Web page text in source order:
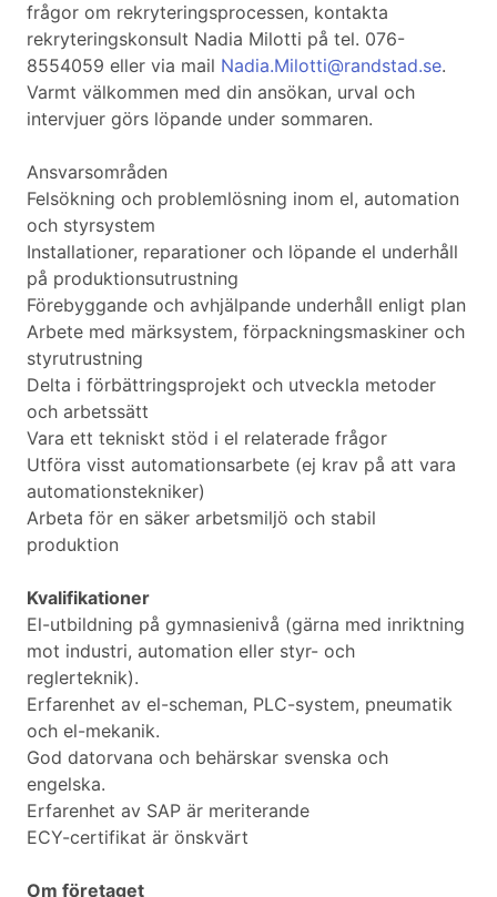
frågor om rekryteringsprocessen, kontakta
rekryteringskonsult Nadia Milotti på tel. 076-
8554059 eller via mail Nadia.Milotti@randstad.se.
Varmt välkommen med din ansökan, urval och
intervjuer görs löpande under sommaren.
Ansvarsområden
Felsökning och problemlösning inom el, automation
och styrsystem
Installationer, reparationer och löpande el underhåll
på produktionsutrustning
Förebyggande och avhjälpande underhåll enligt plan
Arbete med märksystem, förpackningsmaskiner och
styrutrustning
Delta i förbättringsprojekt och utveckla metoder
och arbetssätt
Vara ett tekniskt stöd i el relaterade frågor
Utföra visst automationsarbete (ej krav på att vara
automationstekniker)
Arbeta för en säker arbetsmiljö och stabil
produktion
Kvalifikationer
El-utbildning på gymnasienivå (gärna med inriktning
mot industri, automation eller styr- och
reglerteknik).
Erfarenhet av el-scheman, PLC-system, pneumatik
och el-mekanik.
God datorvana och behärskar svenska och
engelska.
Erfarenhet av SAP är meriterande
ECY-certifikat är önskvärt
Om företaget